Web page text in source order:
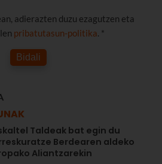
adierazten duzu ezagutzen eta
pribatutasun-politika. *
Bidali
Taldeak bat egin du
Berdearen aldeko
Aliantzarekin